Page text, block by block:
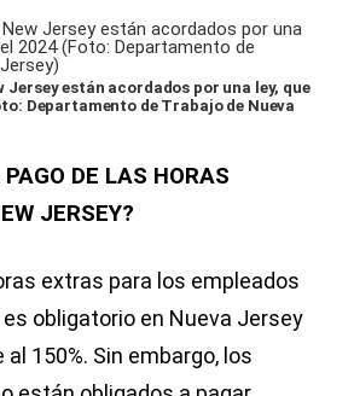
Jersey están acordados por una ley, que
Departamento de Trabajo de Nueva
DE LAS HORAS
JERSEY?
extras para los empleados
obligatorio en Nueva Jersey
150%. Sin embargo, los